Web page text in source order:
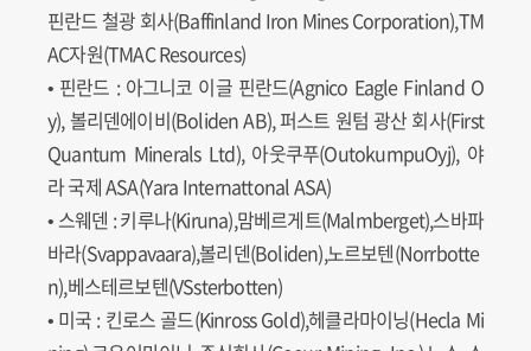
핀란드 철광 회사(Baffinland Iron Mines Corporation),TM
AC자원(TMAC Resources)
• 핀란드 : 아그니코 이글 핀란드(Agnico Eagle Finland O
y), 볼리덴에이비(Boliden AB), 퍼스트 원텀 광산 회사(First
Quantum Minerals Ltd), 아웃쿠푸(OutokumpuOyj), 야
라 국제 ASA(Yara Internattonal ASA)
• 스웨덴 : 키루나(Kiruna),맘베르게트(Malmberget),스바파
바라(Svappavaara),볼리덴(Boliden),노르보텐(Norrbotte
n),베스테르보텐(VSsterbotten)
• 미국 : 킨로스 골드(Kinross Gold),헤클라마이닝(Hecla Mi